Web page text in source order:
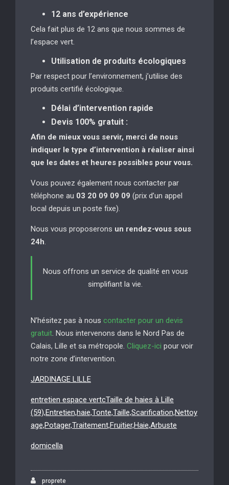
12 ans d’expérience
Cela fait plus de 12 ans que nous sommes de
l’espace vert.
Utilisation de produits écologiques
Par respect pour l’environnement, j’utilise des
produits certifié écologique.
Délai d’intervention rapide
Devis 100% gratuit :
Afin de mieux vous servir, merci de nous
indiquer le type d’intervention à réaliser ainsi
que les dates et heures possibles pour vous.
Vous pouvez également nous contacter par
téléphone au 03 20 09 09 09 (prix d’un appel
local depuis un poste fixe).
Nous vous proposerons un rendez-vous sous
24h
Nous offrons un service de qualité en vous
simplifiant la vie.
N’hésitez pas à nous contacter pour un devis
gratuit . Nous intervenons dans le Nord Pas de
Calais, Lille et sa métropole. Cliquez-ici pour voir
notre zone d’intervention.
JARDINAGE LILLE
entretien espace vertcTaille de haies à Lille
(59),Entretien,haie,Tonte,Taille,Scarification,Nettoy
age,Potager,Traitement,Fruitier,Haie,Arbuste
domicella
proprete